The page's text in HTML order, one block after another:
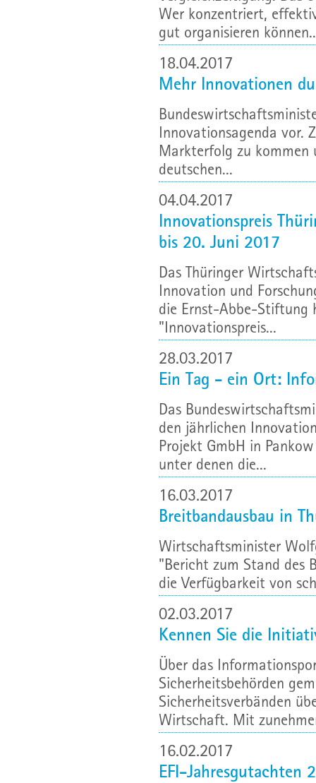
Wer konzentriert,
gut organisieren
18.04.2017
Mehr Innovationen
Innovationsagenda vor.
Markterfolg zu
deutschen...
04.04.2017
Innovationspreis
bis 20. Juni 2017
Das Thüringer
Innovation und
die Ernst-Abbe-Stiftung
"Innovationspreis...
28.03.2017
Ein Tag - ein Ort:
Das
den jährlichen
Projekt GmbH in
unter denen die...
16.03.2017
Breitbandausbau in
Wirtschaftsminister
"Bericht zum Stand des
die Verfügbarkeit von
02.03.2017
Kennen Sie die
Über das
Sicherheitsbehörden
Sicherheitsverbänden
Wirtschaft. Mit
16.02.2017
EFI-Jahresgutachten